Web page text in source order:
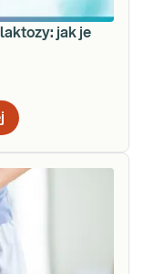
jak je